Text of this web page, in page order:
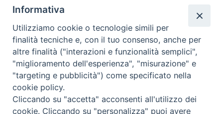
Agenda del vescovo
Privacy Policy Trasparenza
Termini e Condizioni
Informativa
Utilizziamo cookie o tecnologie simili per
finalità tecniche e, con il tuo consenso, anche per
altre finalità ("interazioni e funzionalità semplici",
"miglioramento dell'esperienza", "misurazione" e
"targeting e pubblicità") come specificato nella
cookie policy.
Cliccando su "accetta" acconsenti all'utilizzo dei
cookie. Cliccando su "personalizza" puoi avere